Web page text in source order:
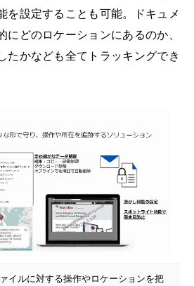
を設定することも可能。ドキュメ
にどのロケーションにあるのか、
たかなども全てトラッキングでき
イルに対する操作やロケーションを把